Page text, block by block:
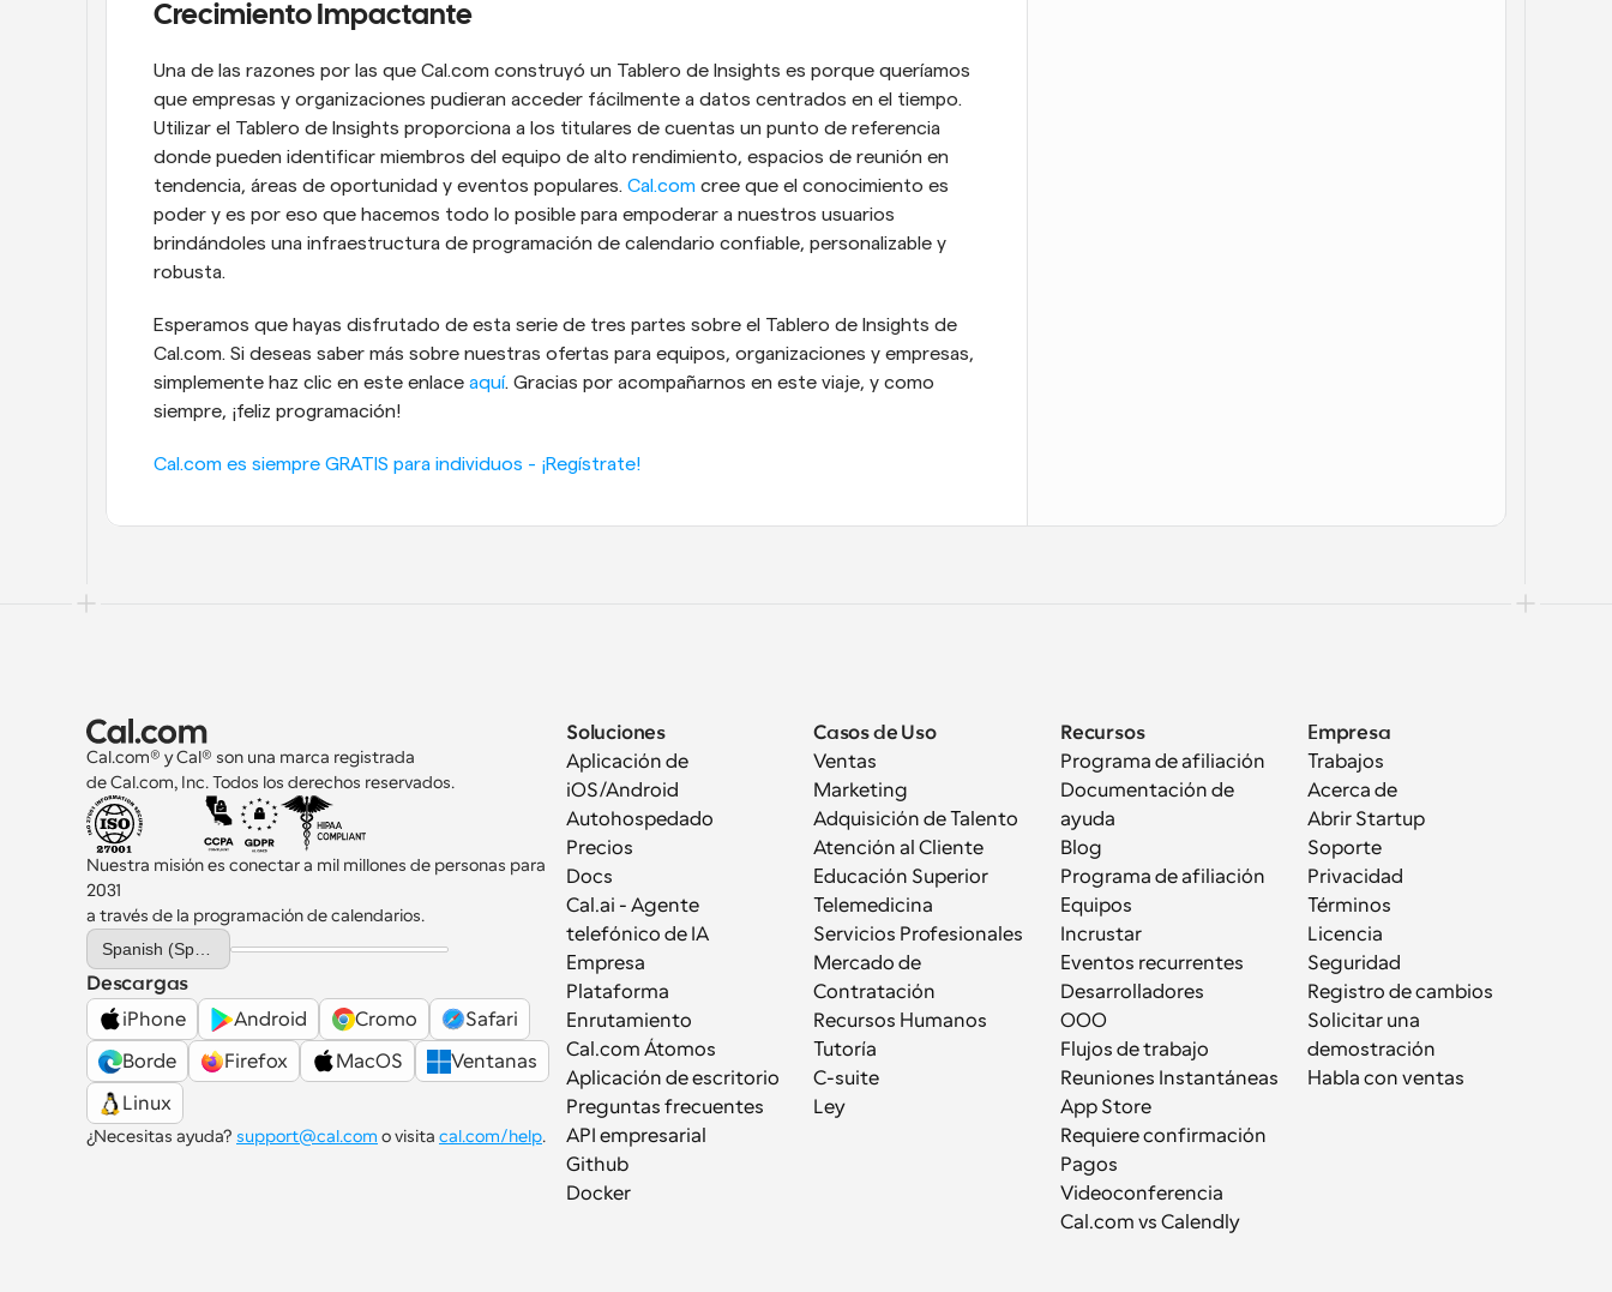
Crecimiento Impactante
Una de las razones por las que Cal.com construyó un Tablero de Insights es porque queríamos
que empresas y organizaciones pudieran acceder fácilmente a datos centrados en el tiempo.
Utilizar el Tablero de Insights proporciona a los titulares de cuentas un punto de referencia
donde pueden identificar miembros del equipo de alto rendimiento, espacios de reunión en
tendencia, áreas de oportunidad y eventos populares. Cal.com cree que el conocimiento es
poder y es por eso que hacemos todo lo posible para empoderar a nuestros usuarios
brindándoles una infraestructura de programación de calendario confiable, personalizable y
robusta.
Esperamos que hayas disfrutado de esta serie de tres partes sobre el Tablero de Insights de
Cal.com. Si deseas saber más sobre nuestras ofertas para equipos, organizaciones y empresas,
simplemente haz clic en este enlace aquí. Gracias por acompañarnos en este viaje, y como
siempre, ¡feliz programación!
Cal.com es siempre GRATIS para individuos - ¡Regístrate!
Cal.com® y Cal® son una marca registrada
de Cal.com, Inc. Todos los derechos reservados.
Nuestra misión es conectar a mil millones de personas para
2031
a través de la programación de calendarios.
Select Language
Descargas
iPhone
Android Cromo
Safari
Borde
Firefox MacOS
Ventanas
Linux
¿Necesitas ayuda? support@cal.com o visita cal.com/help.
Soluciones
Aplicación de
iOS/Android
Autohospedado
Precios
Docs
Cal.ai - Agente
telefónico de IA
Empresa
Plataforma
Enrutamiento
Cal.com Átomos
Aplicación de escritorio
Preguntas frecuentes
API empresarial
Github
Docker
Casos de Uso
Ventas
Marketing
Adquisición de Talento
Atención al Cliente
Educación Superior
Telemedicina
Servicios Profesionales
Mercado de
Contratación
Recursos Humanos
Tutoría
C-suite
Ley
Recursos
Programa de afiliación
Documentación de
ayuda
Blog
Programa de afiliación
Equipos
Incrustar
Eventos recurrentes
Desarrolladores
OOO
Flujos de trabajo
Reuniones Instantáneas
App Store
Requiere confirmación
Pagos
Videoconferencia
Cal.com vs Calendly
Empresa
Trabajos
Acerca de
Abrir Startup
Soporte
Privacidad
Términos
Licencia
Seguridad
Registro de cambios
Solicitar una
demostración
Habla con ventas